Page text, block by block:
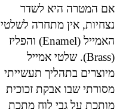
אם המטרה היא לשדר
נצחיות, אין מתחרה לשלטי
האמייל (Enamel) והפליז
(Brass). שלטי אמייל
מיוצרים בתהליך תעשייתי
מסורתי שבו אבקת זכוכית
מותכת על גבי לוח מתכת